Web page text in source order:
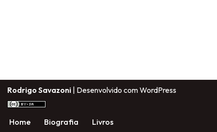
Rodrigo Savazoni | Desenvolvido comWordPress
Home Biografia Livros